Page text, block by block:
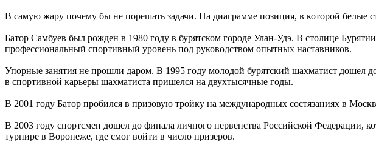
В самую жару почему бы не порешать задачи. На диаграмме позиция, в которой белые
Батор Самбуев был рожден в 1980 году в бурятском городе Улан-Удэ. В столице
профессиональный спортивный уровень под руководством опытных наставников.
Упорные занятия не прошли даром. В 1995 году молодой бурятский шахматист дошел
в спортивной карьеры шахматиста пришелся на двухтысячные годы.
В 2001 году Батор пробился в призовую тройку на международных состязаниях в
В 2003 году спортсмен дошел до финала личного первенства Российской Федерации,
турнире в Воронеже, где смог войти в число призеров.